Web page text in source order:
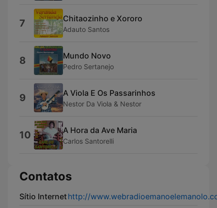
7 Chitaozinho e Xororo
Adauto Santos
8 Mundo Novo
Pedro Sertanejo
9 A Viola E Os Passarinhos
Nestor Da Viola & Nestor
10 A Hora da Ave Maria
Carlos Santorelli
Contatos
Sítio Internethttp://